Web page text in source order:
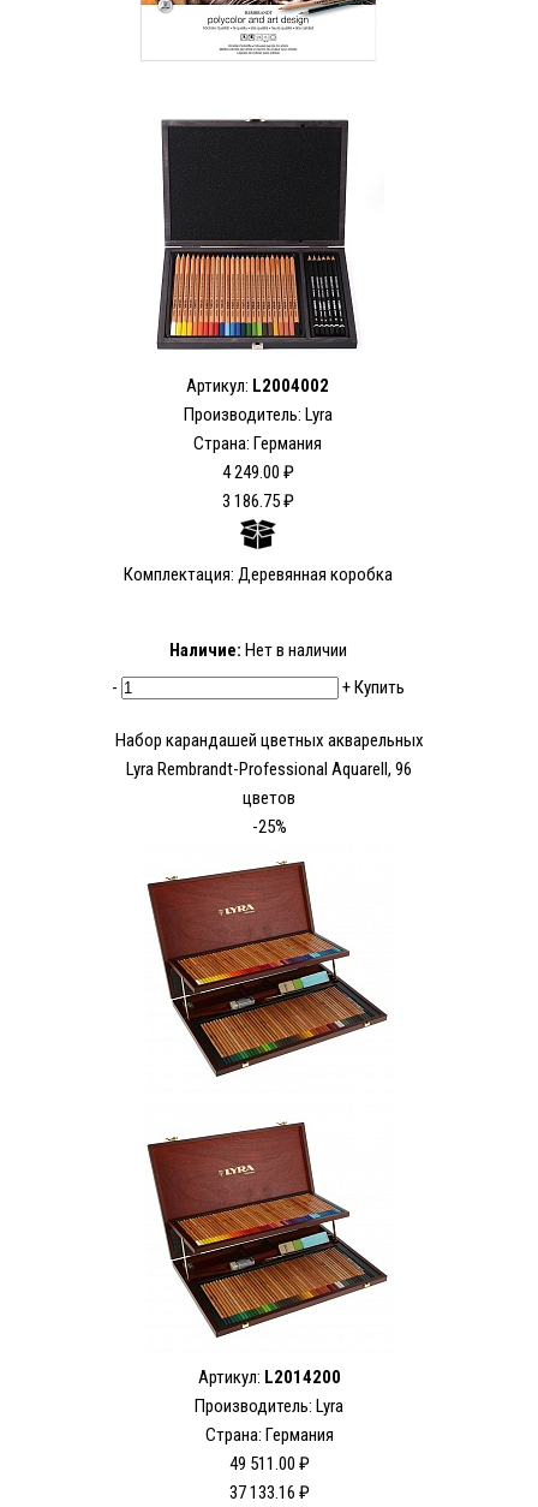
Артикул: L2004002
Производитель: Lyra
Страна: Германия
4 249.00 ₽
3 186.75 ₽
Комплектация: Деревянная коробка
Наличие: Нет в наличии
-
+Купить
Набор карандашей цветных акварельных
Lyra Rembrandt-Professional Aquarell, 96
цветов
-25%
Артикул: L2014200
Производитель: Lyra
Страна: Германия
49 511.00 ₽
37 133.16 ₽